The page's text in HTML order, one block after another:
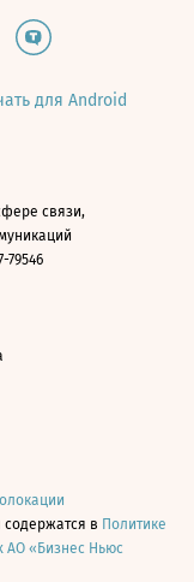
для Android
связи,
79546
содержатся в Политике
АО «Бизнес Ньюс